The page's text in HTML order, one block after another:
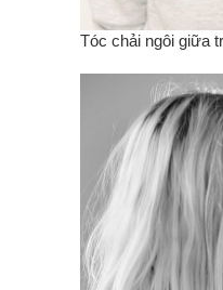
Tóc chải ngôi giữa